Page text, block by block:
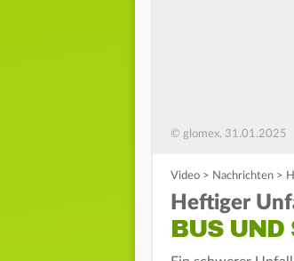
© glomex, 31.01.2025
Video > Nachrichten >
Heftiger
BUS UND